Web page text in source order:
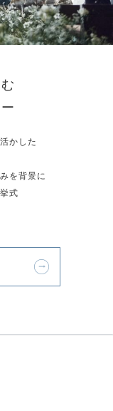
かした
を背景に
式